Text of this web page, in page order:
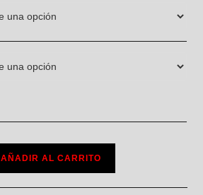
AÑADIR AL CARRITO